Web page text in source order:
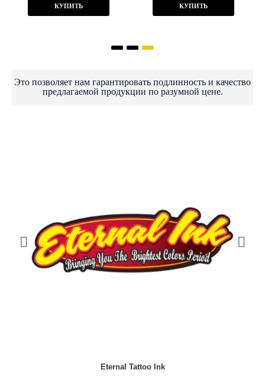
КУПИТЬ КУПИТЬ
Это позволяет нам гарантировать подлинность и качество
предлагаемой продукции по разумной цене.
Eternal Tattoo Ink